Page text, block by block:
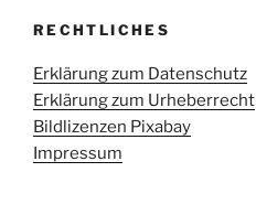
RECHTLICHES
Erklärung zum Datenschutz
Erklärung zum Urheberrecht
Bildlizenzen Pixabay
Impressum